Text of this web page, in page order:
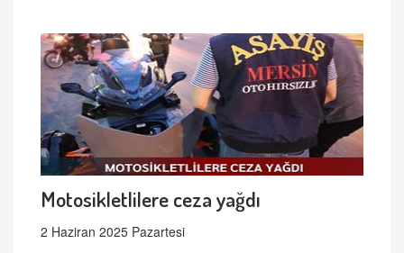
Motosikletlilere ceza yağdı
2 Haziran 2025 Pazartesi